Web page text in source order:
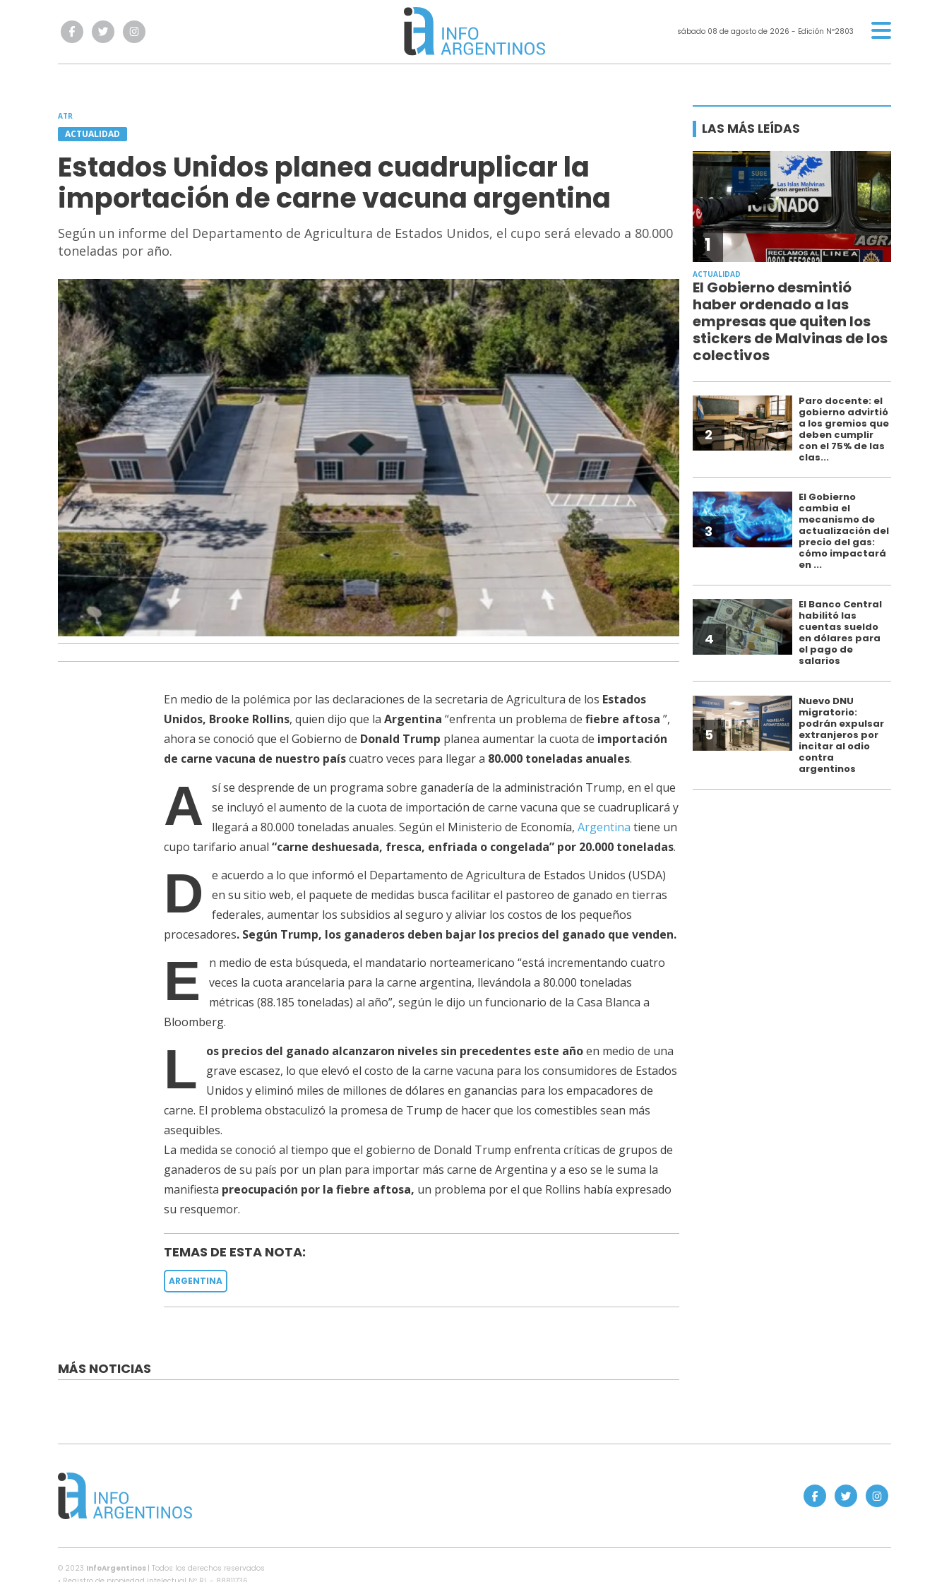
sábado 08 de agosto de 2026 - Edición Nº2803
ATR
ACTUALIDAD
Estados Unidos planea cuadruplicar la
importación de carne vacuna argentina
Según un informe del Departamento de Agricultura de Estados Unidos, el cupo será elevado a 80.000
toneladas por año.
En medio de la polémica por las declaraciones de la secretaria de Agricultura de los Estados
Unidos, Brooke Rollins, quien dijo que la Argentina “enfrenta un problema de fiebre aftosa ”,
ahora se conoció que el Gobierno de Donald Trump planea aumentar la cuota de importación
de carne vacuna de nuestro paíscuatro veces para llegar a 80.000 toneladas anuales.
A
sí se desprende de un programa sobre ganadería de la administración Trump, en el que
se incluyó el aumento de la cuota de importación de carne vacuna que se cuadruplicará y
llegará a 80.000 toneladas anuales. Según el Ministerio de Economía, Argentina tiene un
cupo tarifario anual “carne deshuesada, fresca, enfriada o congelada” por 20.000 toneladas.
D
e acuerdo a lo que informó el Departamento de Agricultura de Estados Unidos (USDA)
en su sitio web, el paquete de medidas busca facilitar el pastoreo de ganado en tierras
federales, aumentar los subsidios al seguro y aliviar los costos de los pequeños
procesadores. Según Trump, los ganaderos deben bajar los precios del ganado que venden.
E
n medio de esta búsqueda, el mandatario norteamericano “está incrementando cuatro
veces la cuota arancelaria para la carne argentina, llevándola a 80.000 toneladas
métricas (88.185 toneladas) al año”, según le dijo un funcionario de la Casa Blanca a
Bloomberg.
L os precios del ganado alcanzaron niveles sin precedentes este añoen medio de una
grave escasez, lo que elevó el costo de la carne vacuna para los consumidores de Estados
Unidos y eliminó miles de millones de dólares en ganancias para los empacadores de
carne. El problema obstaculizó la promesa de Trump de hacer que los comestibles sean más
asequibles.
La medida se conoció al tiempo que el gobierno de Donald Trump enfrenta críticas de grupos de
ganaderos de su país por un plan para importar más carne de Argentina y a eso se le suma la
manifiesta preocupación por la fiebre aftosa, un problema por el que Rollins había expresado
su resquemor.
TEMAS DE ESTA NOTA:
ARGENTINA
MÁS NOTICIAS
LAS MÁS LEÍDAS
1
ACTUALIDAD
El Gobierno desmintió
haber ordenado a las
empresas que quiten los
stickers de Malvinas de los
colectivos
2
Paro docente: el
gobierno advirtió
a los gremios que
deben cumplir
con el 75% de las
clas...
3
El Gobierno
cambia el
mecanismo de
actualización del
precio del gas:
cómo impactará
en ...
4
El Banco Central
habilitó las
cuentas sueldo
en dólares para
el pago de
salarios
5
Nuevo DNU
migratorio:
podrán expulsar
extranjeros por
incitar al odio
contra
argentinos
© 2023 InfoArgentinos | Todos los derechos reservados